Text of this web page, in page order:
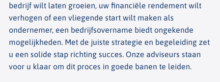
bedrijf wilt laten groeien, uw financiële rendement wilt
verhogen of een vliegende start wilt maken als
ondernemer, een bedrijfsovername biedt ongekende
mogelijkheden. Met de juiste strategie en begeleiding zet
u een solide stap richting succes. Onze adviseurs staan
voor u klaar om dit proces in goede banen te leiden.